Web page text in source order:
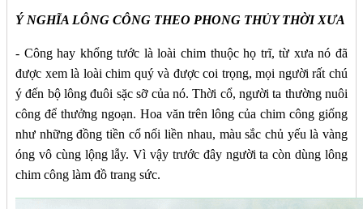
Ý NGHĨA LÔNG CÔNG THEO PHONG THỦY THỜI XƯA
- Công hay khổng tước là loài chim thuộc họ trĩ, từ xưa nó đã
được xem là loài chim quý và được coi trọng, mọi người rất chú
ý đến bộ lông đuôi sặc sỡ của nó. Thời cổ, người ta thường nuôi
công để thưởng ngoạn. Hoa văn trên lông của chim công giống
như những đồng tiền cổ nối liền nhau, màu sắc chủ yếu là vàng
óng vô cùng lộng lẫy. Vì vậy trước đây người ta còn dùng lông
chim công làm đồ trang sức.